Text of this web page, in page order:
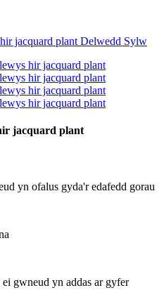
jacquard plant
yn ofalus gyda'r edafedd gorau
gwneud yn addas ar gyfer